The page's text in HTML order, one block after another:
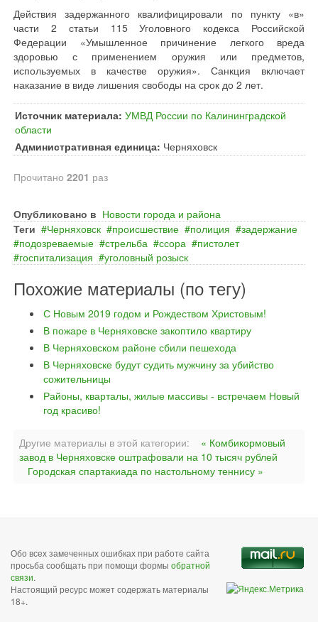
Действия задержанного квалифицировали по пункту «в»
части 2 статьи 115 Уголовного кодекса Российской
Федерации «Умышленное причинение легкого вреда
здоровью с применением оружия или предметов,
используемых в качестве оружия». Санкция включает
наказание в виде лишения свободы на срок до 2 лет.
Источник материала: УМВД России по Калининградской
области
Административная единица: Черняховск
Прочитано 2201 раз
Опубликовано в Новости города и района
Теги
Черняховск происшествие полиция
задержание
подозреваемые
стрельба ссора
пистолет
госпитализация
уголовный розыск
Похожие материалы (по тегу)
С Новым 2019 годом и Рождеством Христовым!
В пожаре в Черняховске закоптило квартиру
В Черняховском районе сбили пешехода
В Черняховске будут судить мужчину за убийство
сожительницы
Районы, кварталы, жилые массивы - встречаем Новый
год красиво!
Другие материалы в этой категории:
« Комбикормовый
завод в Черняховске оштрафовали на 10 тысяч рублей
Городская спартакиада по настольному теннису »
Обо всех замеченных ошибках при работе сайта
просьба сообщать при помощи формы обратной
связи.
Настоящий ресурс может содержать материалы
18+.